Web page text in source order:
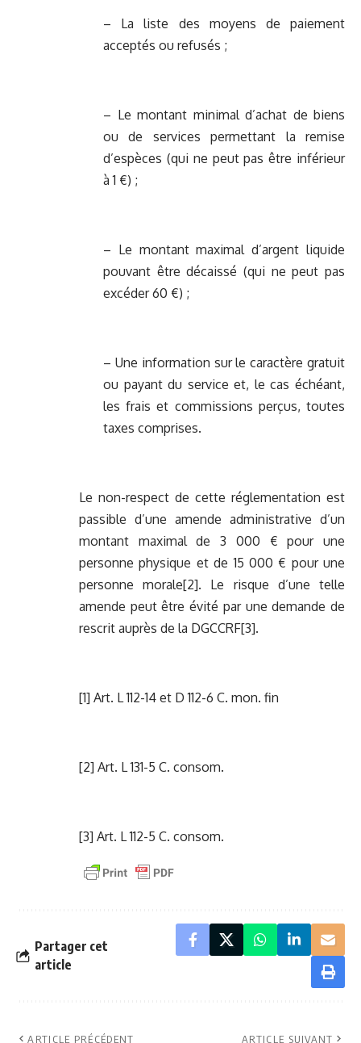
– La liste des moyens de paiement
acceptés ou refusés ;
– Le montant minimal d’achat de biens
ou de services permettant la remise
d’espèces (qui ne peut pas être inférieur
à 1 €) ;
– Le montant maximal d’argent liquide
pouvant être décaissé (qui ne peut pas
excéder 60 €) ;
– Une information sur le caractère gratuit
ou payant du service et, le cas échéant,
les frais et commissions perçus, toutes
taxes comprises.
Le non-respect de cette réglementation est
passible d’une amende administrative d’un
montant maximal de 3 000 € pour une
personne physique et de 15 000 € pour une
personne morale[2]. Le risque d’une telle
amende peut être évité par une demande de
rescrit auprès de la DGCCRF[3].
[1] Art. L 112-14 et D 112-6 C. mon. fin
[2] Art. L 131-5 C. consom.
[3] Art. L 112-5 C. consom.
Partager cet
article
ARTICLE PRÉCÉDENT ARTICLE SUIVANT